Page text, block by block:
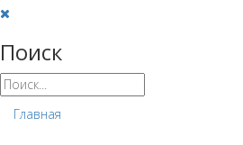
Поиск
Главная